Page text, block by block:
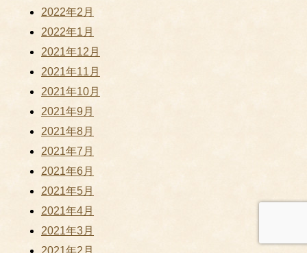
2022年2月
2022年1月
2021年12月
2021年11月
2021年10月
2021年9月
2021年8月
2021年7月
2021年6月
2021年5月
2021年4月
2021年3月
2021年2月